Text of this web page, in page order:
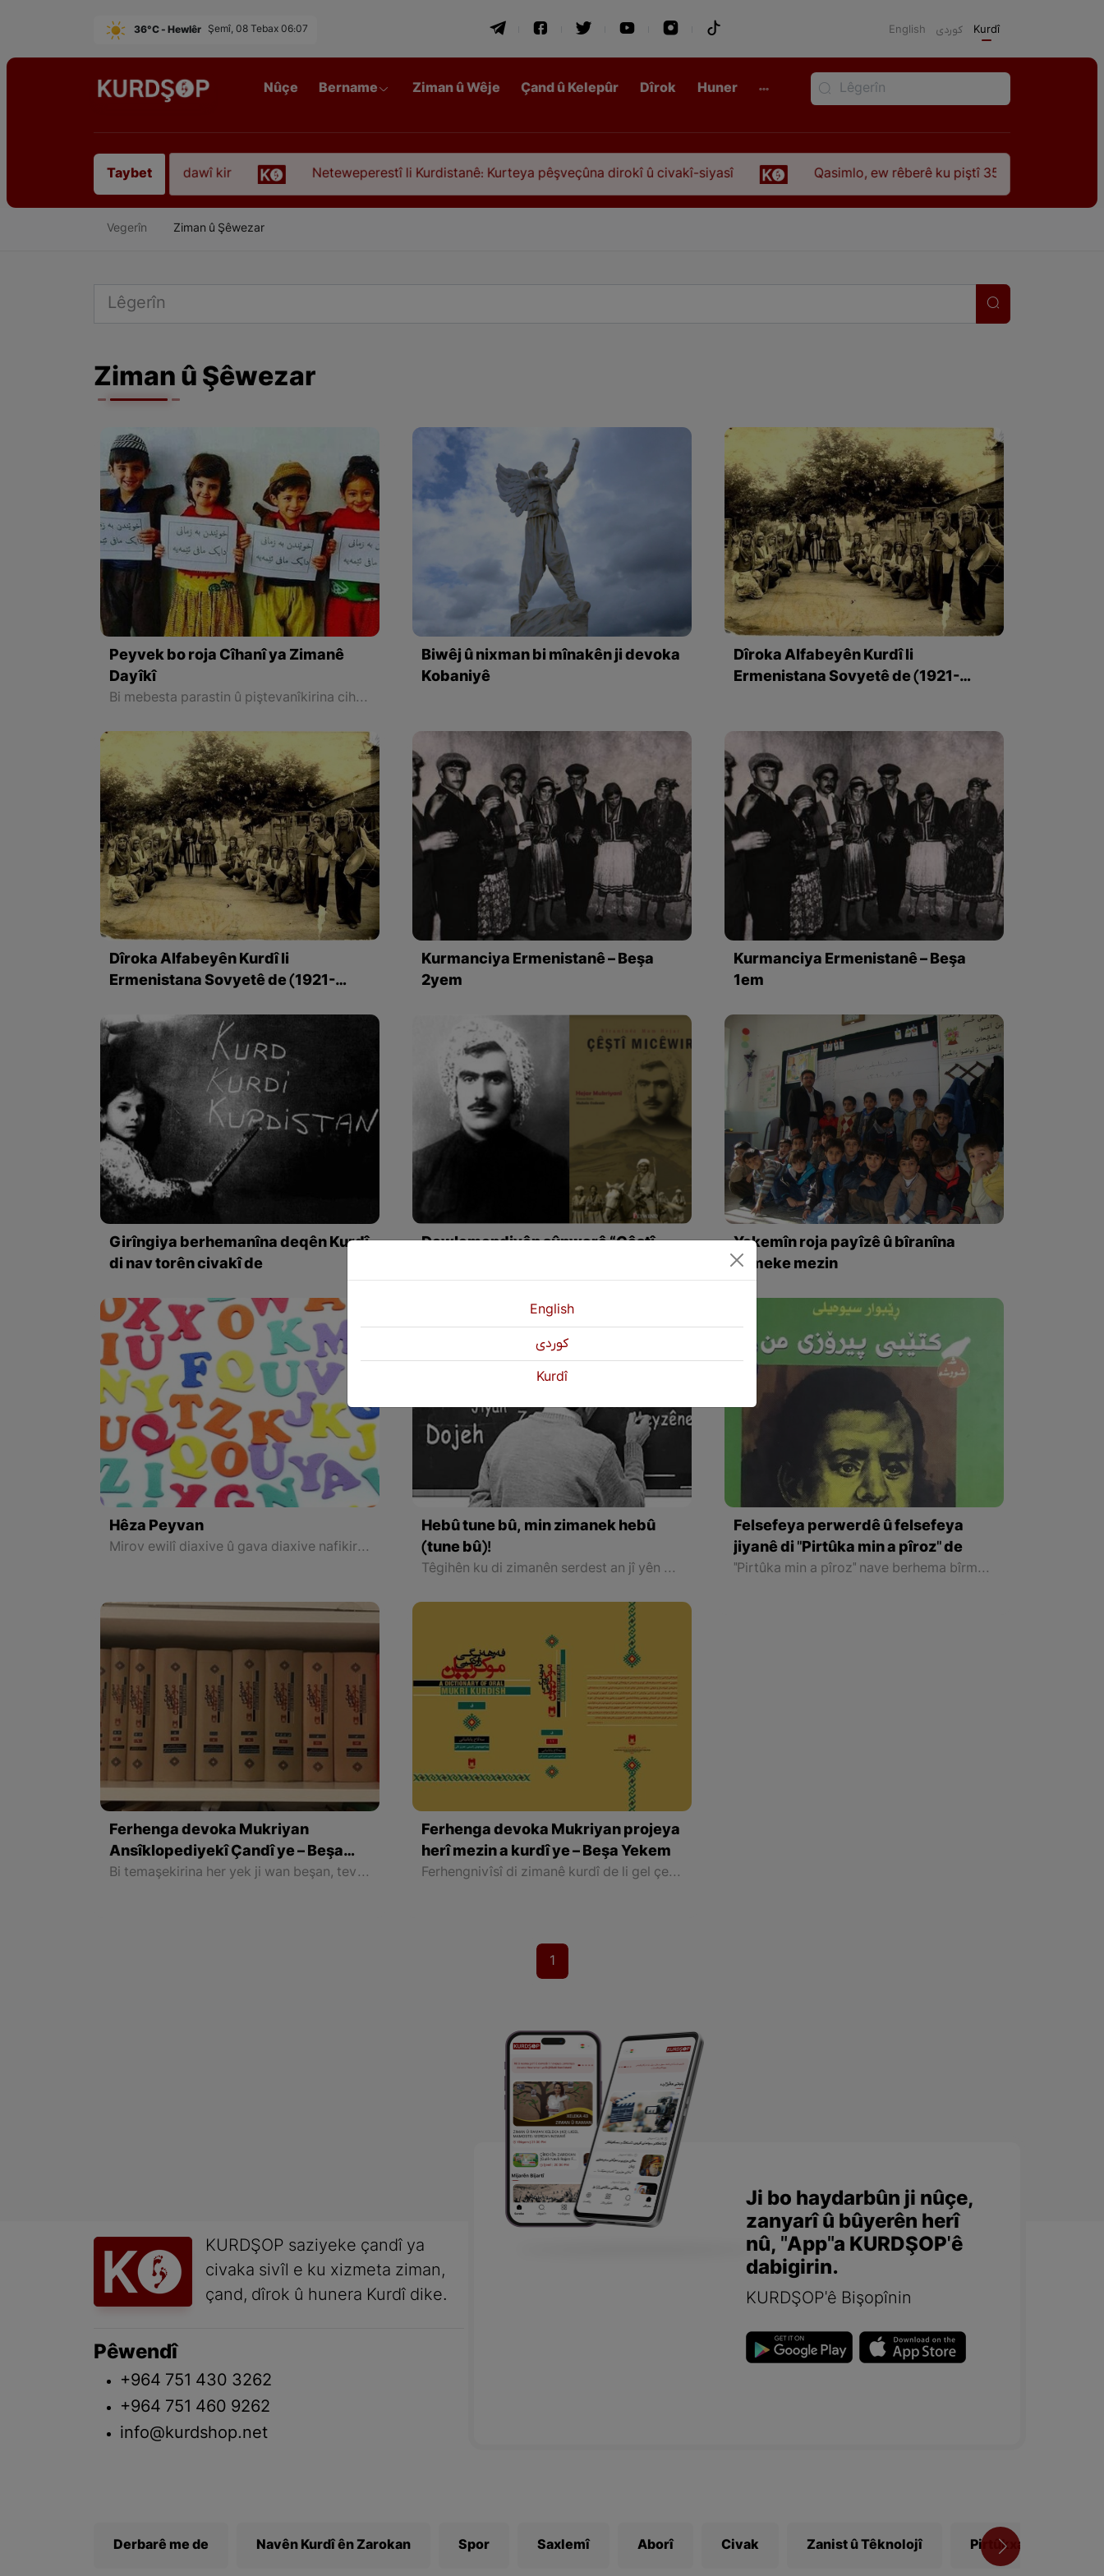
36°C - Hewlêr Şemî, 08 Tebax 06:07 English كوردی Kurdî
Nûçe Bername Ziman û Wêje Çand û Kelepûr Dîrok Huner
Taybet
Sofyanî” koça dawî kir Neteweperestî li Kurdistanê: Kurteya pêşveçûna dirokî û civakî-siyasî Qasimlo, ew rêberê ku piştî 35 sal ji şehîdbûna wî hê jî
Vegerîn Ziman û Şêwezar
Ziman û Şêwezar
Peyvek bo roja Cîhanî ya Zimanê
Dayîkî
Bi mebesta parastin û piştevanîkirina cihêrengî ya ziman û handana perwerdehiya çend zimanî, herwisa ji bo hişyarkirina xelkê ji kevneşopiyên zimanî û kultûran li ser bingeha hevtêgihîştin û lêborînî û diyalogê, Saziya UNSCOyê di kombûna 30 a Konferansa Giştî ya xwe de li sala 1999an, 21ê Şibatê wek roja Cîhanî ya Zimanê Dayîkî diyarî kir. Ev nivîsa jêrîn bi hilkefta vê rojê hatiye nivîsîn.
Biwêj û nixman bi mînakên ji devoka
Kobaniyê
Dîroka Alfabeyên Kurdî li
Ermenistana Sovyetê de (1921-
Dîroka Alfabeyên Kurdî li
Ermenistana Sovyetê de (1921-
Kurmanciya Ermenistanê – Beşa
2yem
Kurmanciya Ermenistanê – Beşa
1em
Girîngiya berhemanîna deqên Kurdî
di nav torên civakî de
Dewlemendiyên şûnwarê “Çêştî
Yekemîn roja payîzê û bîranîna
zilmeke mezin
Hêza Peyvan
Mirov ewilî diaxive û gava diaxive nafikire ku tîp, kîte, peyv û hevok çi ne, ji bo ku li ser van bifikire hê wext heye; divê nivîs îcad bibe.
Hebû tune bû, min zimanek hebû
(tune bû)!
Têgihên ku di zimanên serdest an jî yên biyanî de min nedikarî tê bigihîjim, êdî bi saya kurdî zelaltir dibûn di hişê min de.
Felsefeya perwerdê û felsefeya
jiyanê di "Pirtûka min a pîroz" de
"Pirtûka min a pîroz" nave berhema bîrmendê Kurd "Rêbwar Sîweylî" ye bi yekem dîtina nave pirtûkê xwendevan hizra gelek tiştan dike, gelo nivîskar weke pirtûkên pîroz pexşaneke bi hurgiliyan nivîsandiye û rêkar û "Dibe û Nabe" ya jiyanê di wî warî de şîrove kirine, yan pirtûkeke ku bi arasteya rexneyî berê xwe dide nerînên olî. An jî tiştên pîroz ên cîhana derdorê di mejiyê xwe de nirxandine û anîne ser kaxezê?
Ferhenga devoka Mukriyan
Ansîklopediyekî Çandî ye – Beşa
Duyem
Bi temaşekirina her yek ji wan beşan, tevî zanyariyên giştî ku xwendevan bidest dixe, awayê rast ê çêkirina hevokan, bikarbirina gotinan, curên hevokan û meselê di zimanê Kurdî de fêr dibin û awayê cîbicîkirina wan di nav nivîsê de jî dixwînin.
Ferhenga devoka Mukriyan projeya
herî mezin a kurdî ye – Beşa Yekem
Ferhengnivîsî di zimanê kurdî de li gel çend navên mezin dest pê dike: Şêx Mihemedê Xal, Hejar Mukriyanî, Ebdulrehman Zebîhî, Gîw Mukriyanî û hwd. Helbet girîngiya karê her yek ji van nivîseran ji hev cuda ye
1
KURDŞOP saziyeke çandî ya
civaka sivîl e ku xizmeta ziman,
çand, dîrok û hunera Kurdî dike.
Pêwendî
+964 751 430 3262
+964 751 460 9262
info@kurdshop.net
Ji bo haydarbûn ji nûçe,
zanyarî û bûyerên herî
nû, "App"a KURDŞOP'ê
dabigirin.
KURDŞOP'ê Bişopînin
Derbarê me de Navên Kurdî ên Zarokan Spor Saxlemî Aborî Civak Zanist û Têknolojî Pirtûkxane
English
كوردی
Kurdî